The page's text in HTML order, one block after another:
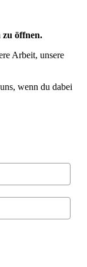
zu öffnen.
Arbeit, unsere
wenn du dabei